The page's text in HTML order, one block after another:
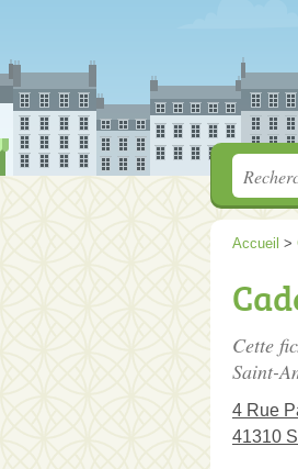
Accueil >
Cette
Saint-
4 Rue
41310